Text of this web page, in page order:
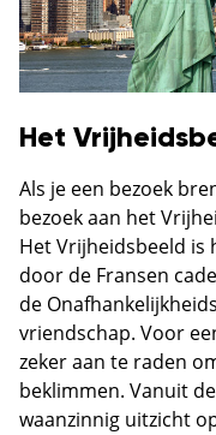
Het
Als je een bezoek
bezoek aan het
Het Vrijheidsbeeld is
door de Fransen
de
vriendschap. Voor
zeker aan te raden
beklimmen. Vanuit
waanzinnig uitzicht